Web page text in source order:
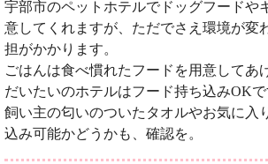
宇部市のペットホテルでドッグフードや
意してくれますが、ただでさえ環境が変
担がかかります。
ごはんは食べ慣れたフードを用意してあ
だいたいのホテルはフード持ち込みOKで
飼い主の匂いのついたタオルやお気に入
込み可能かどうかも、確認を。